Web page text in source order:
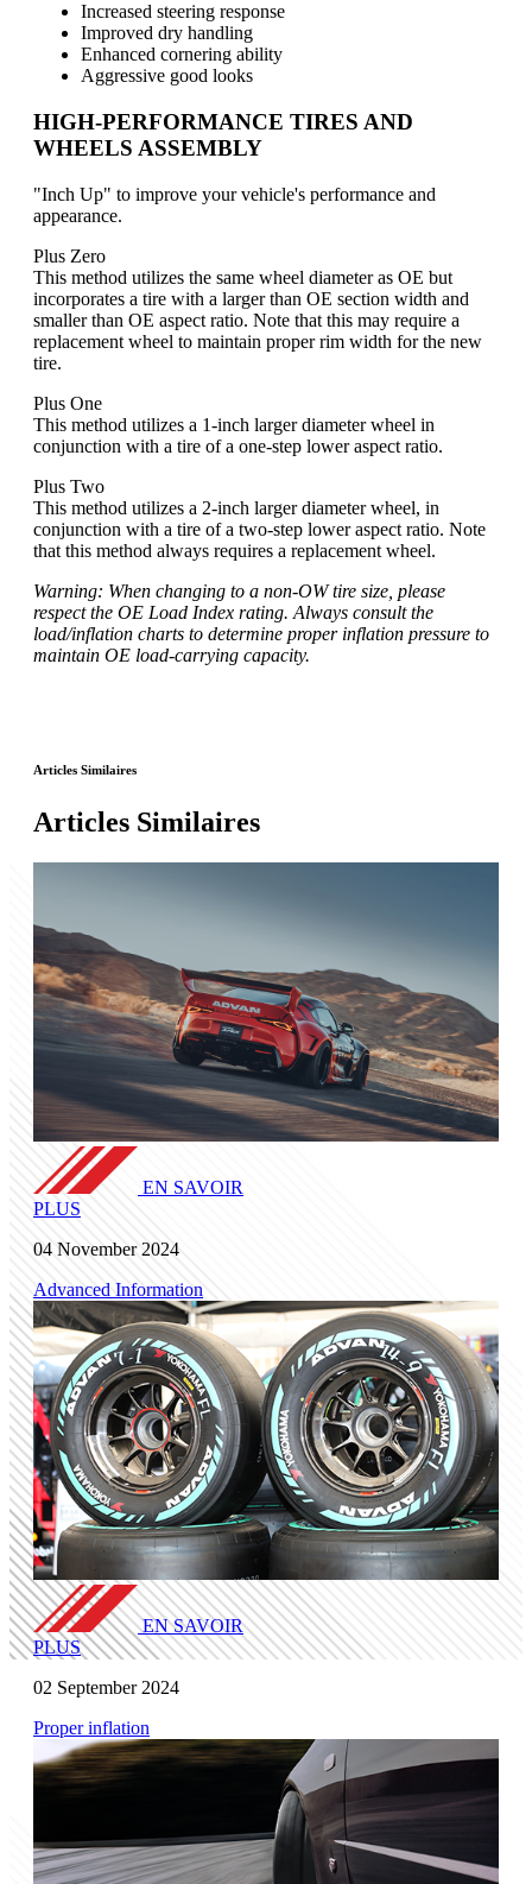
Increased steering response
Improved dry handling
Enhanced cornering ability
Aggressive good looks
HIGH-PERFORMANCE TIRES AND
WHEELS ASSEMBLY
"Inch Up" to improve your vehicle's performance and
appearance.
Plus Zero
This method utilizes the same wheel diameter as OE but
incorporates a tire with a larger than OE section width and
smaller than OE aspect ratio. Note that this may require a
replacement wheel to maintain proper rim width for the new
tire.
Plus One
This method utilizes a 1-inch larger diameter wheel in
conjunction with a tire of a one-step lower aspect ratio.
Plus Two
This method utilizes a 2-inch larger diameter wheel, in
conjunction with a tire of a two-step lower aspect ratio. Note
that this method always requires a replacement wheel.
Warning: When changing to a non-OW tire size, please
respect the OE Load Index rating. Always consult the
load/inflation charts to determine proper inflation pressure to
maintain OE load-carrying capacity.
Articles Similaires
Articles Similaires
EN SAVOIR
PLUS
04 November 2024
Advanced Information
EN SAVOIR
PLUS
02 September 2024
Proper inflation